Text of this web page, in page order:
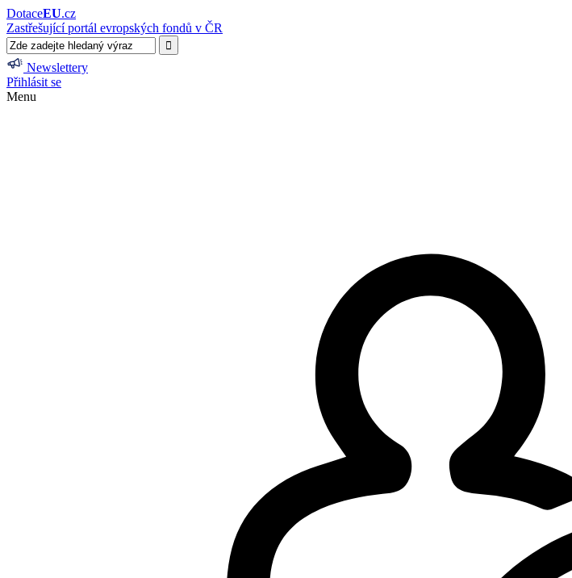
DotaceEU.cz
Zastřešující portál evropských fondů v ČR
Newslettery
Přihlásit se
Menu